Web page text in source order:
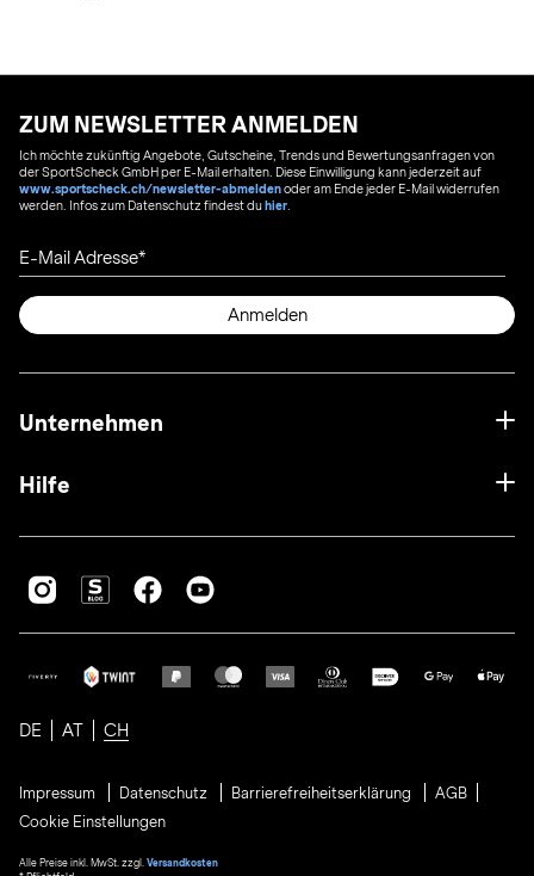
ZUM NEWSLETTER ANMELDEN
Ich möchte zukünftig Angebote, Gutscheine, Trends und Bewertungsanfragen von
der SportScheck GmbH per E-Mail erhalten. Diese Einwilligung kann jederzeit auf
www.sportscheck.ch/newsletter-abmeldenoder am Ende jeder E-Mail widerrufen
werden. Infos zum Datenschutz findest duhier
E-Mail Adresse
Anmelden
Unternehmen
Hilfe
DE AT CH
Impressum Datenschutz Barrierefreiheitserklärung
AGB
Cookie Einstellungen
Alle Preise inkl. MwSt. zzgl. Versandkosten